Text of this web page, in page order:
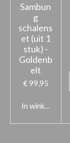
Sambun
g
schalens
et (uit 1
stuk) -
Goldenb
elt
€ 99,95
In winkelwagen